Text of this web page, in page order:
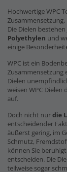
Hochwertige WPC
Die Dielen
Polyethylen und
einige
WPC ist ein
Zusammensetzung
Dielen
weisen WPC Dielen
auf.
Doch nicht nurdie
entscheidender
äußerst gering, im
Schmutz,
können Sie beruhigt
entscheiden. Die
teilweise sogar